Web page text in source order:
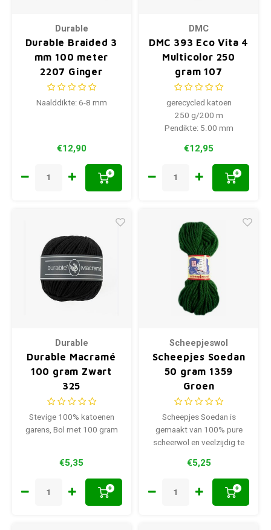
Durable
Durable Braided 3
mm 100 meter
2207 Ginger
Naalddikte: 6-8 mm
€12,90
+
DMC
DMC 393 Eco Vita 4
Multicolor 250
gram 107
gerecycled katoen
250 g/200 m
Pendikte: 5.00 mm
€12,95
+
Durable
Durable Macramé
100 gram Zwart
325
Stevige 100% katoenen
garens, Bol met 100 gram
€5,35
+
Scheepjeswol
Scheepjes Soedan
50 gram 1359
Groen
Scheepjes Soedan is
gemaakt van 100% pure
scheerwol en veelzijdig te
woondecoraties
€5,25
+